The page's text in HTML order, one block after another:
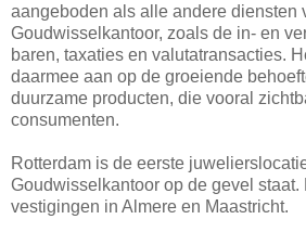
aangeboden als alle andere diensten
Goudwisselkantoor, zoals de in- en
baren, taxaties en valutatransacties.
daarmee aan op de groeiende
duurzame producten, die vooral
consumenten.
Rotterdam is de eerste
Goudwisselkantoor op de gevel staat.
vestigingen in Almere en Maastricht.